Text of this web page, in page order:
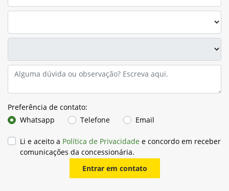
Preferência de contato:
Whatsapp
Telefone Email
Li e aceito a Política de Privacidade e concordo em receber
comunicações da concessionária.
Entrar em contato